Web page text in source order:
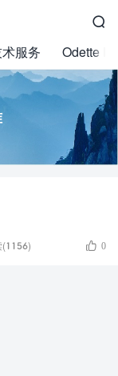

服务 Odette
(1156)  0